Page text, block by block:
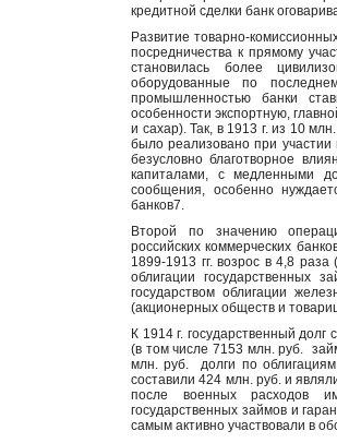
кредитной сделки банк
Развитие товарно-
посредничества к прямому
становилась более
оборудованные по
промышленностью банки
особенности экспортную,
и сахар). Так, в 1913 г. из 10
было реализовано при участии
безусловно благотворное
капиталами, с медленными
сообщения, особенно
банков7.
Второй по значению
российских коммерческих
1899-1913 гг. возрос в 4,8
облигации государственных
государством облигации
(акционерных обществ и
К 1914 г. государственный
(в том числе 7153 млн. руб.
млн. руб.
долги по
составили 424 млн. руб. и
после военных расходов
государственных займов и
самым активно участвовали в